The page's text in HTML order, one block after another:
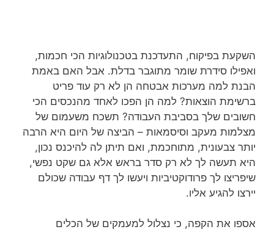
השקעת בפיקוח, התעדכנת בטכנולוגיות הכי חכמות,
ואפילו סידרת שומר מתוגבר בדלת. אבל האם באמת
הבנת למה מערכות אבטחה הן לא רק עוד פריט
ברשימת הוצאות? למה הן הפכו לאחד מהנכסים הכי
חשובים שלך בסביבת העבודה? תשכח משעמום של
מצלמות מעקב וסיסמאות – הביצה של היום היא הרבה
יותר צבעונית, מתוחכמת, ואם תיתן לה להיכנס נכון,
היא תעשה לך לא רק סדר בראש אלא גם שקט נפשי,
שיפריצו לך פרודוקטיביות ויעשו לך דף עבודה שכולם
יירצו להגיע אליו.
אספו את הקפה, כי נצלול למעמקים של הכלים